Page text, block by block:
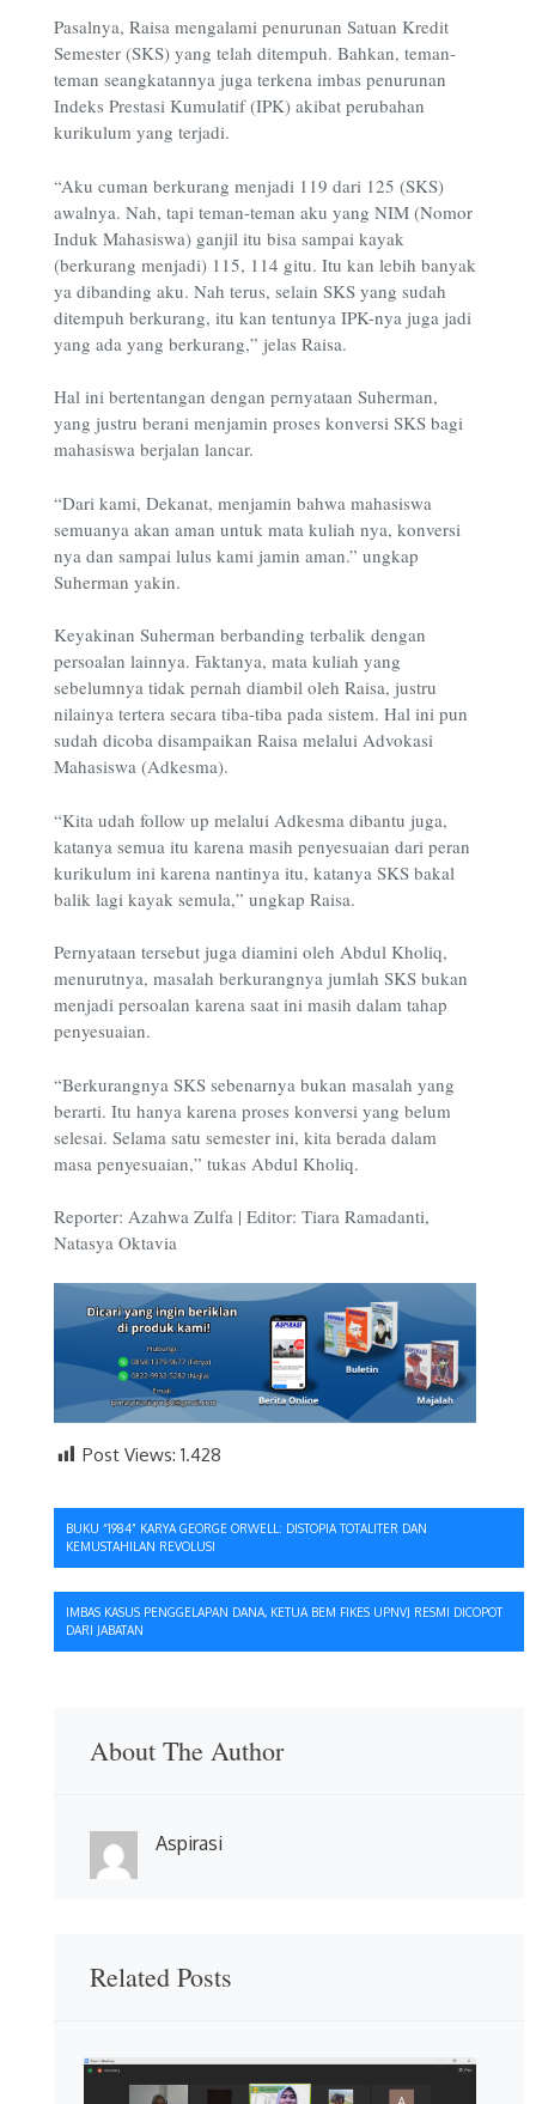
Pasalnya, Raisa mengalami penurunan Satuan Kredit
Semester (SKS) yang telah ditempuh. Bahkan, teman-
teman seangkatannya juga terkena imbas penurunan
Indeks Prestasi Kumulatif (IPK) akibat perubahan
kurikulum yang terjadi.
“Aku cuman berkurang menjadi 119 dari 125 (SKS)
awalnya. Nah, tapi teman-teman aku yang NIM (Nomor
Induk Mahasiswa) ganjil itu bisa sampai kayak
(berkurang menjadi) 115, 114 gitu. Itu kan lebih banyak
ya dibanding aku. Nah terus, selain SKS yang sudah
ditempuh berkurang, itu kan tentunya IPK-nya juga jadi
yang ada yang berkurang,” jelas Raisa.
Hal ini bertentangan dengan pernyataan Suherman,
yang justru berani menjamin proses konversi SKS bagi
mahasiswa berjalan lancar.
“Dari kami, Dekanat, menjamin bahwa mahasiswa
semuanya akan aman untuk mata kuliah nya, konversi
nya dan sampai lulus kami jamin aman.” ungkap
Suherman yakin.
Keyakinan Suherman berbanding terbalik dengan
persoalan lainnya. Faktanya, mata kuliah yang
sebelumnya tidak pernah diambil oleh Raisa, justru
nilainya tertera secara tiba-tiba pada sistem. Hal ini pun
sudah dicoba disampaikan Raisa melalui Advokasi
Mahasiswa (Adkesma).
“Kita udah follow up melalui Adkesma dibantu juga,
katanya semua itu karena masih penyesuaian dari peran
kurikulum ini karena nantinya itu, katanya SKS bakal
balik lagi kayak semula,” ungkap Raisa.
Pernyataan tersebut juga diamini oleh Abdul Kholiq,
menurutnya, masalah berkurangnya jumlah SKS bukan
menjadi persoalan karena saat ini masih dalam tahap
penyesuaian.
“Berkurangnya SKS sebenarnya bukan masalah yang
berarti. Itu hanya karena proses konversi yang belum
selesai. Selama satu semester ini, kita berada dalam
masa penyesuaian,” tukas Abdul Kholiq.
Reporter: Azahwa Zulfa | Editor: Tiara Ramadanti,
Natasya Oktavia
Post Views: 1.428
Navigasi
pos
BUKU “1984” KARYA GEORGE ORWELL: DISTOPIA TOTALITER DAN
KEMUSTAHILAN REVOLUSI
IMBAS KASUS PENGGELAPAN DANA, KETUA BEM FIKES UPNVJ RESMI DICOPOT
DARI JABATAN
About The Author
Aspirasi
Related Posts